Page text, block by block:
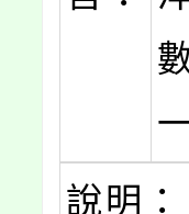
說明：